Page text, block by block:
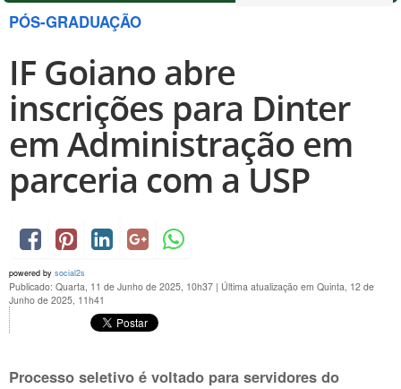
PÓS-GRADUAÇÃO
IF Goiano abre
inscrições para Dinter
em Administração em
parceria com a USP
powered by social2s
Publicado: Quarta, 11 de Junho de 2025, 10h37 | Última atualização em Quinta, 12 de
Junho de 2025, 11h41
Processo seletivo é voltado para servidores do